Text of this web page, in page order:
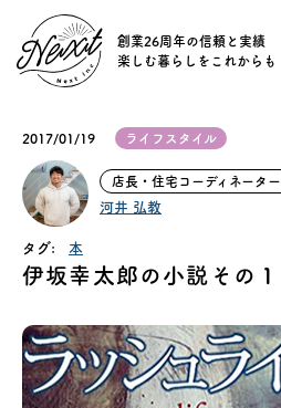
創業26周年の信頼と実績
楽しむ暮らしをこれからも
住宅商品
イベント
オーナー様インタビュー
2017/01/19 ライフスタイル
店長・住宅コーディネーター
河井 弘教
タグ: 本
伊坂幸太郎の小説その１